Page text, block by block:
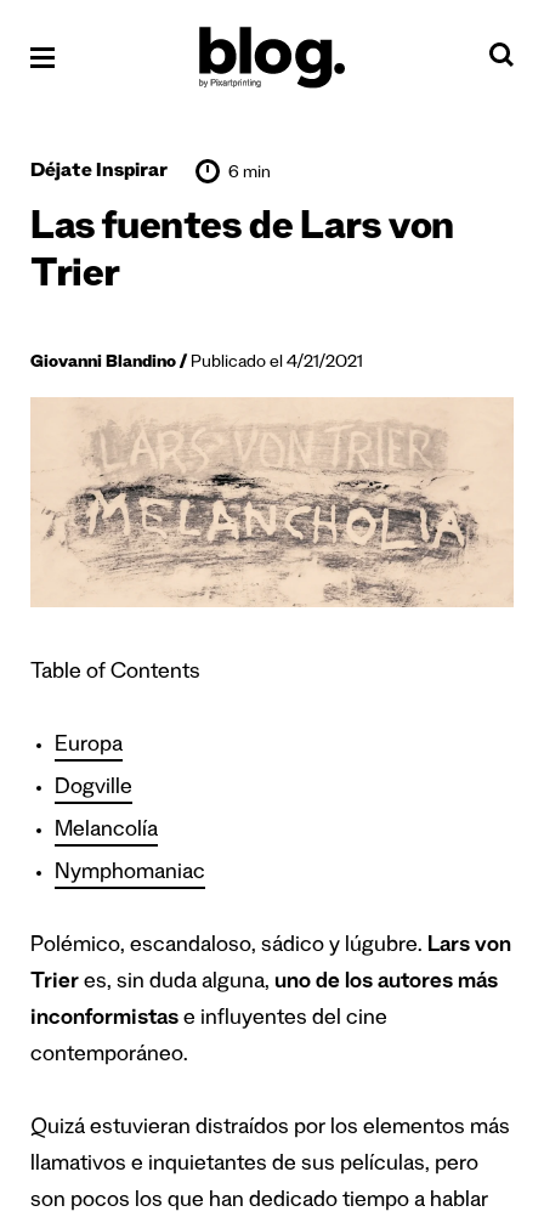
Déjate Inspirar 6 min
Las fuentes de Lars von
Trier
Giovanni Blandino Publicado el 4/21/2021
Table of Contents
Europa
Dogville
Melancolía
Nymphomaniac
Polémico, escandaloso, sádico y lúgubre. Lars von
Trier es, sin duda alguna, uno de los autores más
inconformistas e influyentes del cine
contemporáneo.
Quizá estuvieran distraídos por los elementos más
llamativos e inquietantes de sus películas, pero
son pocos los que han dedicado tiempo a hablar